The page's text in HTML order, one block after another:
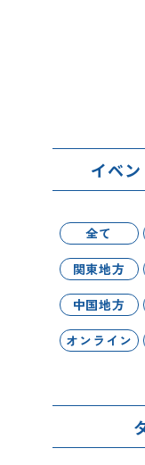
イベ
全て
関東地方
中国地方
オンライン